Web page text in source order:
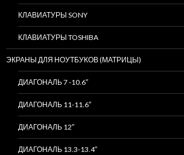
КЛАВИАТУРЫ SONY
КЛАВИАТУРЫ TOSHIBA
ЭКРАНЫ ДЛЯ НОУТБУКОВ (МАТРИЦЫ)
ДИАГОНАЛЬ 7 -10.6″
ДИАГОНАЛЬ 11-11.6″
ДИАГОНАЛЬ 12″
ДИАГОНАЛЬ 13.3-13.4″